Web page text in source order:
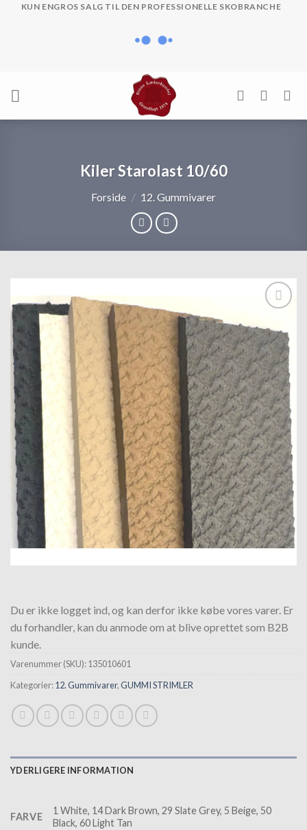
KUN ENGROS SALG TIL DEN PROFESSIONELLE SKOBRANCHE
Kiler Starolast 10/60
Forside / 12. Gummivarer
hurtigliste
Du er ikke logget ind, og kan derfor ikke købe vores varer. Er
du forhandler, kan du anmode om at blive oprettet som B2B
kunde.
Varenummer (SKU):135010601
Kategorier:12. Gummivarer,GUMMI STRIMLER
YDERLIGERE INFORMATION
FARVE
1 White, 14 Dark Brown, 29 Slate Grey, 5 Beige, 50
Black, 60 Light Tan